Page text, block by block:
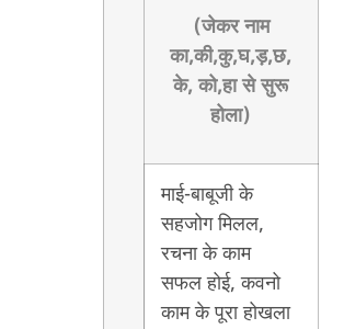
(जेकर नाम
का,की,कु,घ,ड़,छ,
के, को,हा से सुरू
होला)
माई-बाबूजी के
सहजोग मिलल,
रचना के काम
सफल होई, कवनो
काम के पूरा होखला